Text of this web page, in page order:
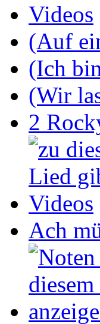
(Auf
(Ich
(Wir
2
Ach